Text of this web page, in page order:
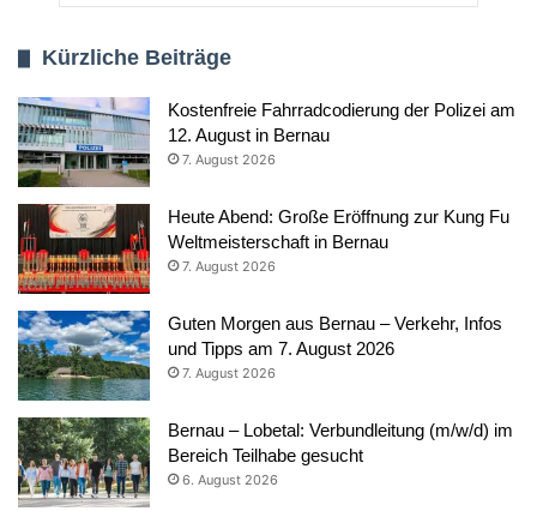
Kürzliche Beiträge
Kostenfreie Fahrradcodierung der Polizei am
12. August in Bernau
7. August 2026
Heute Abend: Große Eröffnung zur Kung Fu
Weltmeisterschaft in Bernau
7. August 2026
Guten Morgen aus Bernau – Verkehr, Infos
und Tipps am 7. August 2026
7. August 2026
Bernau – Lobetal: Verbundleitung (m/w/d) im
Bereich Teilhabe gesucht
6. August 2026